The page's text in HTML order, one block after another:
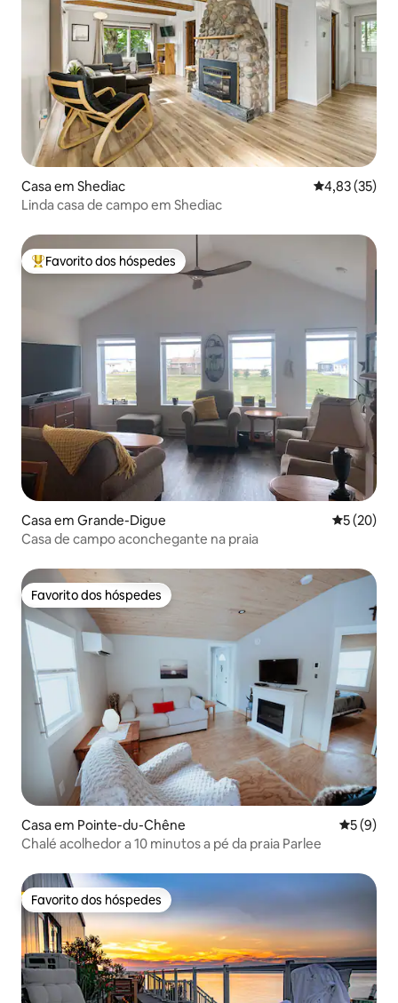
Casa em Shediac Classificação
4,83 (35)
Linda casa de campo em Shediac
Favoritos dos hóspedes mais apreciados
Favorito dos hóspedes
Casa em Grande-Digue
5 (20)
Casa de campo aconchegante na praia
Favorito dos hóspedes
Favorito dos hóspedes
Casa em Pointe-du-Chêne
5 (9)
Chalé acolhedor a 10 minutos a pé da praia Parlee
Favorito dos hóspedes
Favorito dos hóspedes